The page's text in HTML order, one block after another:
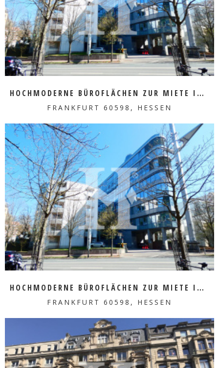
MEHR ERFAHREN
HOCHMODERNE BÜROFLÄCHEN ZUR MIETE IM HERZEN VON SACHSENHAUSEN
FRANKFURT 60598, HESSEN
MEHR ERFAHREN
HOCHMODERNE BÜROFLÄCHEN ZUR MIETE IM HERZEN VON SACHSENHAUSEN
FRANKFURT 60598, HESSEN